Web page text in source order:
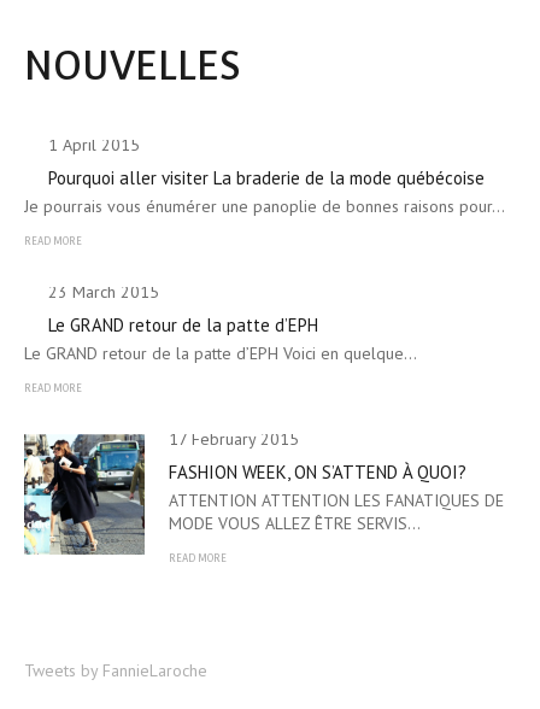
NOUVELLES
1 April 2015
Pourquoi aller visiter La braderie de la mode québécoise
Je pourrais vous énumérer une panoplie de bonnes raisons pour…
READ MORE
23 March 2015
Le GRAND retour de la patte d’EPH
Le GRAND retour de la patte d’EPH Voici en quelque…
READ MORE
17 February 2015
FASHION WEEK, ON S’ATTEND À QUOI?
ATTENTION ATTENTION LES FANATIQUES DE
MODE VOUS ALLEZ ÊTRE SERVIS…
READ MORE
Tweets by FannieLaroche